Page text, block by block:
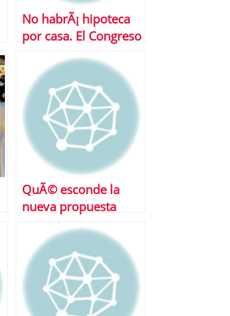
No habrÃ¡ hipoteca
por casa. El Congreso
QuÃ© esconde la
nueva propuesta
Santander